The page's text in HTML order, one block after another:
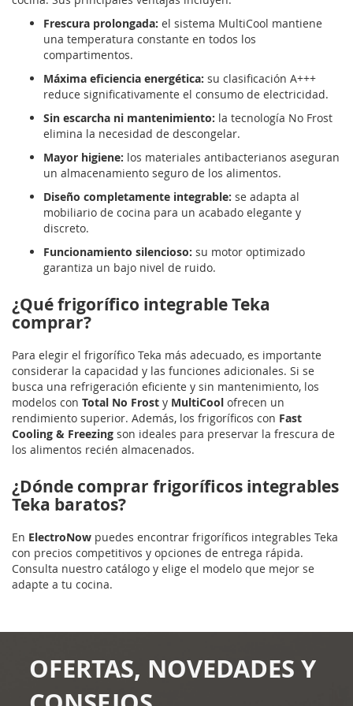
Frescura prolongada: el sistema MultiCool mantiene
una temperatura constante en todos los
compartimentos.
Máxima eficiencia energética: su clasificación A+++
reduce significativamente el consumo de electricidad.
Sin escarcha ni mantenimiento: la tecnología No Frost
elimina la necesidad de descongelar.
Mayor higiene: los materiales antibacterianos aseguran
un almacenamiento seguro de los alimentos.
Diseño completamente integrable: se adapta al
mobiliario de cocina para un acabado elegante y
discreto.
Funcionamiento silencioso: su motor optimizado
garantiza un bajo nivel de ruido.
¿Qué frigorífico integrable Teka
comprar?
Para elegir el frigorífico Teka más adecuado, es importante
considerar la capacidad y las funciones adicionales. Si se
busca una refrigeración eficiente y sin mantenimiento, los
modelos con Total No Frost y MultiCool ofrecen un
rendimiento superior. Además, los frigoríficos con Fast
Cooling & Freezing son ideales para preservar la frescura de
los alimentos recién almacenados.
¿Dónde comprar frigoríficos integrables
Teka baratos?
En ElectroNow puedes encontrar frigoríficos integrables Teka
con precios competitivos y opciones de entrega rápida.
Consulta nuestro catálogo y elige el modelo que mejor se
adapte a tu cocina.
OFERTAS, NOVEDADES Y